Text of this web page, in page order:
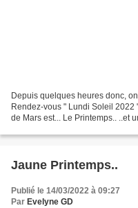
Depuis quelques heures donc,
Rendez-vous " Lundi Soleil 2022
de Mars est... Le Printemps.. ..et
Jaune Printemps..
Publié le 14/03/2022 à 09:27
Par Evelyne GD